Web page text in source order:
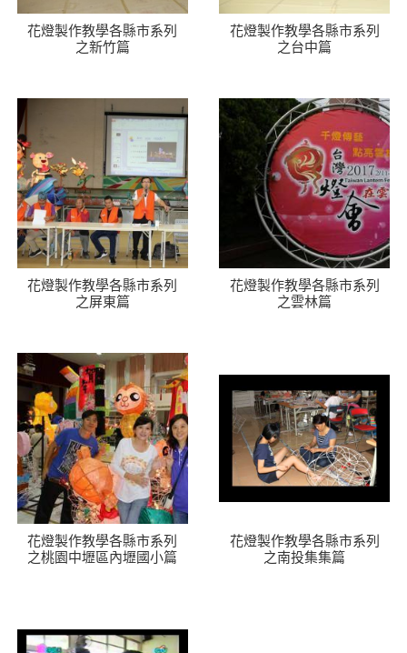
花燈製作教學各縣市系列
之新竹篇
花燈製作教學各縣市系列
之台中篇
花燈製作教學各縣市系列
之屏東篇
花燈製作教學各縣市系列
之雲林篇
花燈製作教學各縣市系列
之桃園中壢區內壢國小篇
花燈製作教學各縣市系列
之南投集集篇